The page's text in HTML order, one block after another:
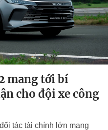
mang tới bí
cho đội xe công
tác tài chính lớn mang